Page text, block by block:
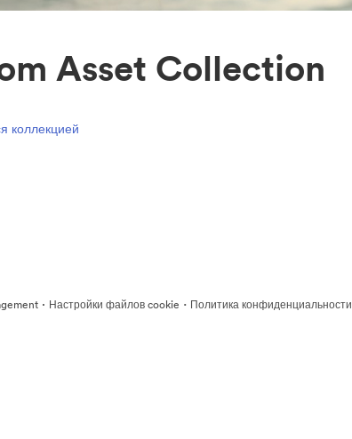
Asset Collection
коллекцией
· Настройки файлов cookie · Политика конфиденциальности